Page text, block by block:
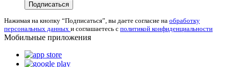
Подписаться
Нажимая на кнопку “Подписаться”, вы даете согласие на обработку
персональных данных и соглашаетесь с политикой конфиденциальности
Мобильные приложения